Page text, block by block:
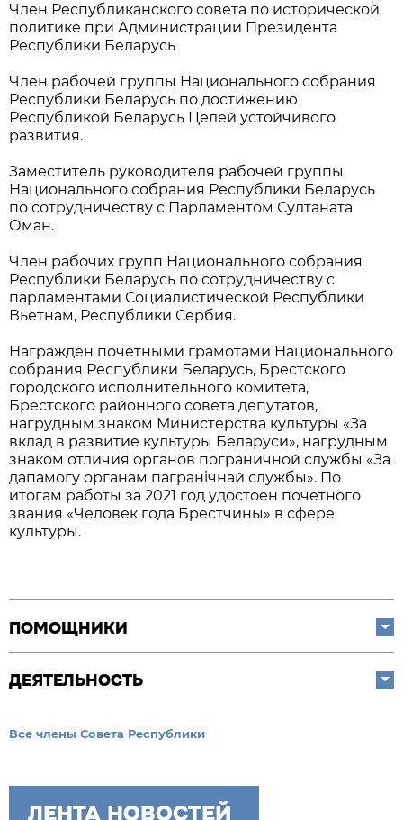
Член Республиканского совета по исторической
политике при Администрации Президента
Республики Беларусь
Член рабочей группы Национального собрания
Республики Беларусь по достижению
Республикой Беларусь Целей устойчивого
развития.
Заместитель руководителя рабочей группы
Национального собрания Республики Беларусь
по сотрудничеству с Парламентом Султаната
Оман.
Член рабочих групп Национального собрания
Республики Беларусь по сотрудничеству с
парламентами Социалистической Республики
Вьетнам, Республики Сербия.
Награжден почетными грамотами Национального
собрания Республики Беларусь, Брестского
городского исполнительного комитета,
Брестского районного совета депутатов,
нагрудным знаком Министерства культуры «За
вклад в развитие культуры Беларуси», нагрудным
знаком отличия органов пограничной службы «За
дапамогу органам пагранічнай службы». По
итогам работы за 2021 год удостоен почетного
звания «Человек года Брестчины» в сфере
культуры.
ПОМОЩНИКИ
ДЕЯТЕЛЬНОСТЬ
Все члены Совета Республики
ЛЕНТА НОВОСТЕЙ